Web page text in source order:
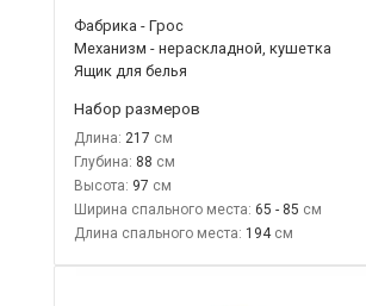
Фабрика - Грос
Механизм - нераскладной, кушетка
Ящик для белья
Набор размеров
Длина: 217
Глубина: 88
Высота: 97
Ширина спального места: 65 - 85
Длина спального места: 194